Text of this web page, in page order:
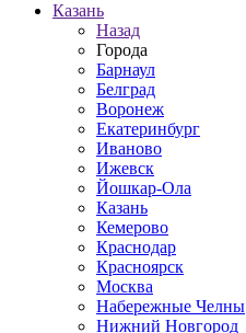
Казань
Назад
Города
Барнаул
Белград
Воронеж
Екатеринбург
Иваново
Ижевск
Йошкар-Ола
Казань
Кемерово
Краснодар
Красноярск
Москва
Набережные Челны
Нижний Новгород